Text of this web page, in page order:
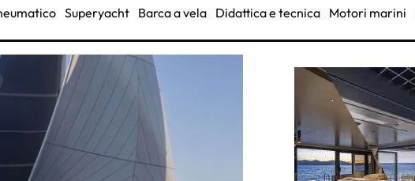
Superyacht Barca a vela Didattica e tecnica Motori marini